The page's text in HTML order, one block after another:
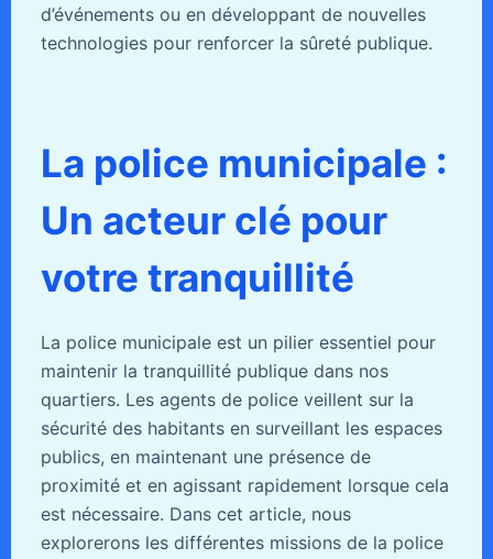
d’événements ou en développant de nouvelles
technologies pour renforcer la sûreté publique.
La police municipale :
Un acteur clé pour
votre tranquillité
La police municipale est un pilier essentiel pour
maintenir la tranquillité publique dans nos
quartiers. Les agents de police veillent sur la
sécurité des habitants en surveillant les espaces
publics, en maintenant une présence de
proximité et en agissant rapidement lorsque cela
est nécessaire. Dans cet article, nous
explorerons les différentes missions de la police